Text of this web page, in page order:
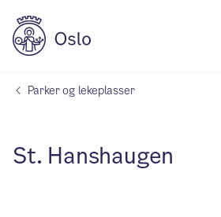
Parker og lekeplasser
St. Hanshaugen